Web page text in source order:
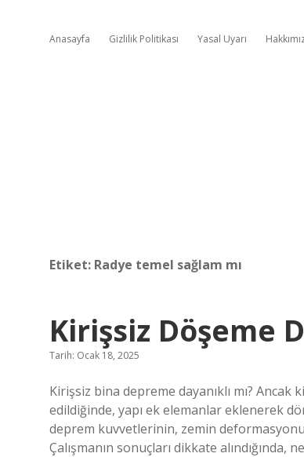
Anasayfa Gizlilik Politikası Yasal Uyarı
Etiket: Radye temel sağlam mı
Kirişsiz Döşeme
Tarih: Ocak 18, 2025
Kirişsiz bina depreme dayanıklı mı? Ancak
edildiğinde, yapı ek elemanlar eklenerek
deprem kuvvetlerinin, zemin
Çalışmanın sonuçları dikkate